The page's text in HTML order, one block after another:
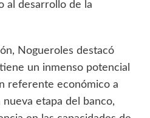
al desarrollo de la
Nogueroles destacó
un inmenso potencial
referente económico a
etapa del banco,